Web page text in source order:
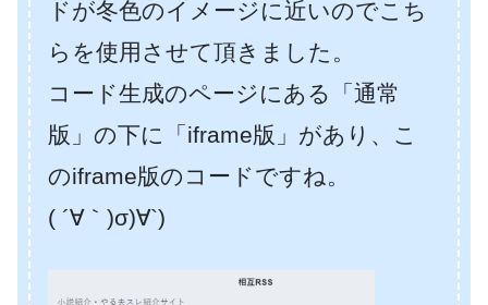
ドが冬色のイメージに近いのでこち
らを使用させて頂きました。
コード生成のページにある「通常
版」の下に「iframe版」があり、こ
のiframe版のコードですね。
( ´∀｀)σ)∀`)